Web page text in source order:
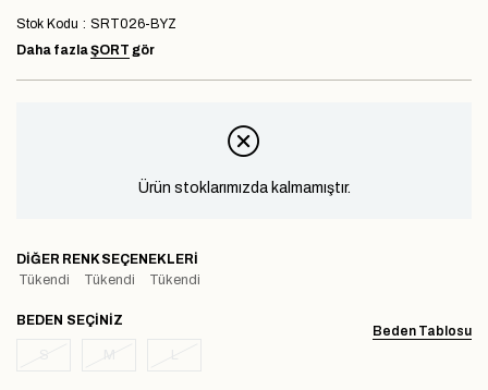
Stok Kodu
SRT026-BYZ
Daha fazlaŞORT gör
Ürün stoklarımızda kalmamıştır.
DIĞER RENK SEÇENEKLERI
Tükendi
Tükendi Tükendi
Beden Tablosu
BEDEN